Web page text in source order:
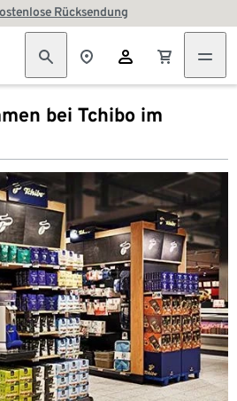
Rücksendung
bei Tchibo im